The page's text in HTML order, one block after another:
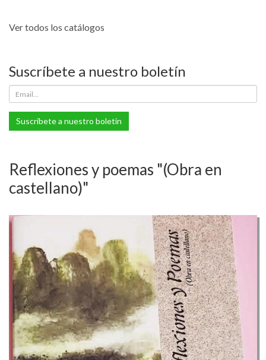
Ver todos los catálogos
Suscríbete a nuestro boletín
Suscríbete a nuestro boletín
Reflexiones y poemas "(Obra en
castellano)"